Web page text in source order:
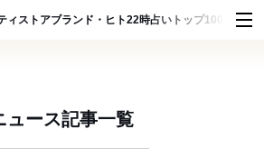
ィ ストアブランド・ヒト22時占い トップ100 スナッ
ュース記事一覧